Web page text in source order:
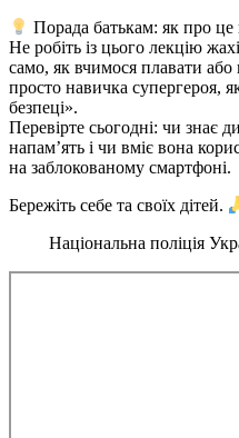
Порада батькам: як про це
Не робіть із цього лекцію
само, як вчимося плавати або
просто навичка супергероя,
безпеці».
Перевірте сьогодні: чи знає
напам’ять і чи вміє вона
на заблокованому смартфоні.
Бережіть себе та своїх дітей.
Національна поліція